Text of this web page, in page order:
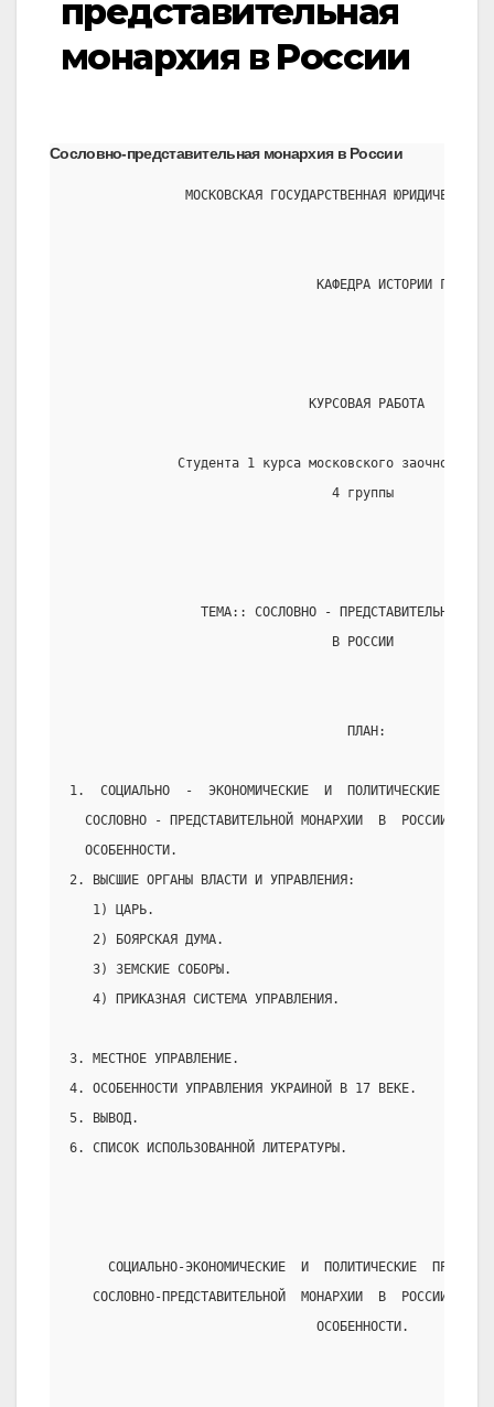
представительная
монархия в России
Сословно-представительная монархия в России
МОСКОВСКАЯ ГОСУДАРСТВЕННАЯ ЮРИДИЧЕСКАЯ
КАФЕДРА ИСТОРИИ
                               КУРСОВАЯ РАБОТА
Студента 1 курса московского заочного
                                  4 группы
ТЕМА:: СОСЛОВНО - ПРЕДСТАВИТЕЛЬНАЯ
                                  В РОССИИ
                                    ПЛАН:
1.  СОЦИАЛЬНО  -  ЭКОНОМИЧЕСКИЕ  И  ПОЛИТИЧЕСКИЕ
СОСЛОВНО - ПРЕДСТАВИТЕЛЬНОЙ МОНАРХИИ  В  РОССИИ,  ЕЁ
  ОСОБЕННОСТИ.
2. ВЫСШИЕ ОРГАНЫ ВЛАСТИ И УПРАВЛЕНИЯ:
   1) ЦАРЬ.
   2) БОЯРСКАЯ ДУМА.
   3) ЗЕМСКИЕ СОБОРЫ.
   4) ПРИКАЗНАЯ СИСТЕМА УПРАВЛЕНИЯ.
3. МЕСТНОЕ УПРАВЛЕНИЕ.
4. ОСОБЕННОСТИ УПРАВЛЕНИЯ УКРАИНОЙ В 17 ВЕКЕ.
5. ВЫВОД.
6. СПИСОК ИСПОЛЬЗОВАННОЙ ЛИТЕРАТУРЫ.
СОЦИАЛЬНО-ЭКОНОМИЧЕСКИЕ  И  ПОЛИТИЧЕСКИЕ
СОСЛОВНО-ПРЕДСТАВИТЕЛЬНОЙ  МОНАРХИИ  В  РОССИИ, ЕЁ
                                ОСОБЕННОСТИ.